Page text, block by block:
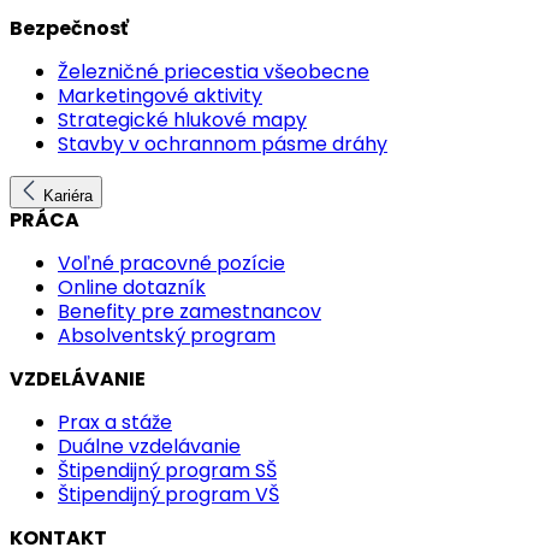
Bezpečnosť
Železničné priecestia všeobecne
Marketingové aktivity
Strategické hlukové mapy
Stavby v ochrannom pásme dráhy
Kariéra
PRÁCA
Voľné pracovné pozície
Online dotazník
Benefity pre zamestnancov
Absolventský program
VZDELÁVANIE
Prax a stáže
Duálne vzdelávanie
Štipendijný program SŠ
Štipendijný program VŠ
KONTAKT